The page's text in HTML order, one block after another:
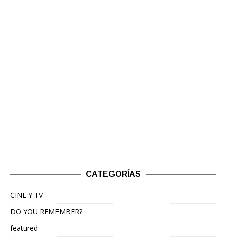
CATEGORÍAS
CINE Y TV
DO YOU REMEMBER?
featured